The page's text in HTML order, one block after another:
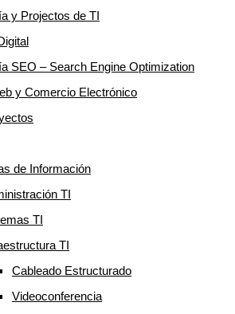
y Projectos de TI
SEO – Search Engine Optimization
y Comercio Electrónico
de Información
TI
TI
TI
Cableado Estructurado
Videoconferencia